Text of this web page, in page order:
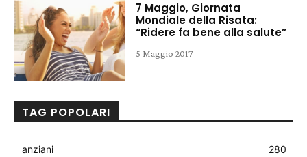
7 Maggio, Giornata
Mondiale della Risata:
“Ridere fa bene alla salute”
5 Maggio 2017
TAG POPOLARI
anziani
280